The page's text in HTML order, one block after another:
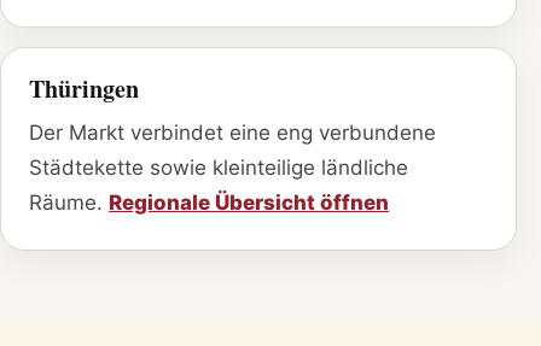
Thüringen
Der Markt verbindet eine eng verbundene
Städtekette sowie kleinteilige ländliche
Räume. Regionale Übersicht öffnen